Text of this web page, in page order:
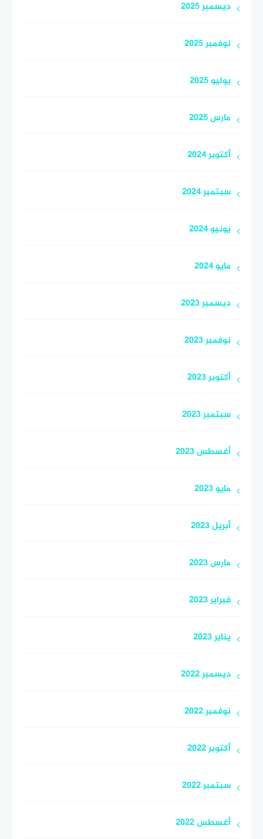
ديسمبر 2025
نوفمبر 2025
يوليو 2025
مارس 2025
أكتوبر 2024
سبتمبر 2024
يونيو 2024
مايو 2024
ديسمبر 2023
نوفمبر 2023
أكتوبر 2023
سبتمبر 2023
أغسطس 2023
مايو 2023
أبريل 2023
مارس 2023
فبراير 2023
يناير 2023
ديسمبر 2022
نوفمبر 2022
أكتوبر 2022
سبتمبر 2022
أغسطس 2022